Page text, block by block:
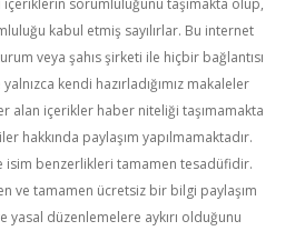
içeriklerin sorumluluğunu taşımakta olup,
kabul etmiş sayılırlar. Bu internet
veya şahıs şirketi ile hiçbir bağlantısı
kendi hazırladığımız makaleler
alan içerikler haber niteliği taşımamakta
hakkında paylaşım yapılmamaktadır.
isim benzerlikleri tamamen tesadüfidir.
ve tamamen ücretsiz bir bilgi paylaşım
yasal düzenlemelere aykırı olduğunu